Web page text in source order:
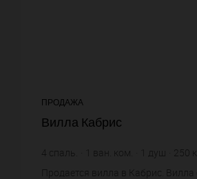
ПРОДАЖА
Вилла Кабрис
4 спаль. ван. ком. душ 250
8 600 €
Продается вилла в Кабрис. Вилла